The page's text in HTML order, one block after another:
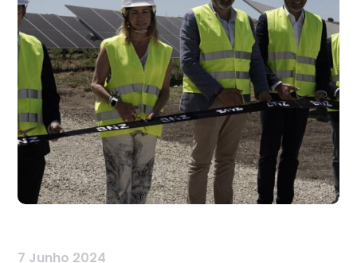
7 Junho 2024